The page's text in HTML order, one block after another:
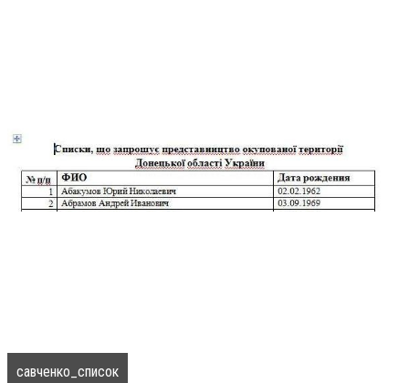
савченко_список